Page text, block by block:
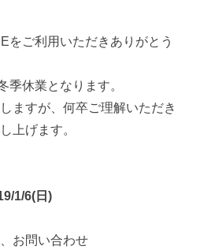
をご利用いただきありがとう
季休業となります。
ますが、何卒ご理解いただき
上げます。
1/6(日)
お問い合わせ